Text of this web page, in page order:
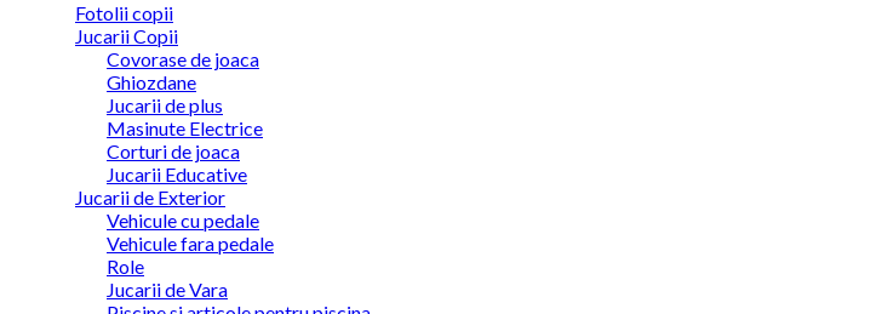
Fotolii copii
Jucarii Copii
Covorase de joaca
Ghiozdane
Jucarii de plus
Masinute Electrice
Corturi de joaca
Jucarii Educative
Jucarii de Exterior
Vehicule cu pedale
Vehicule fara pedale
Role
Jucarii de Vara